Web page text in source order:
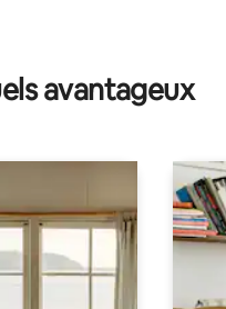
avantageux